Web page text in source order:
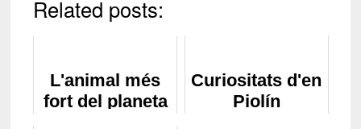
Related posts:
L'animal més
fort del planeta
Curiositats d'en
Piolín